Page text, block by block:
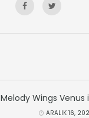
Melody Wings Venus
ARALIK 16,